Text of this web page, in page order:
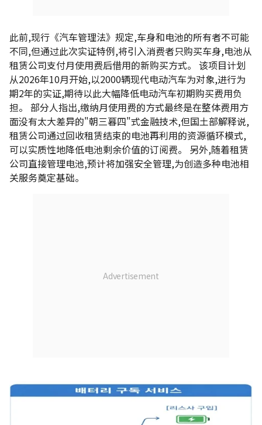
此前,现行《汽车管理法》规定,车身和电池的所有者不可能
不同,但通过此次实证特例,将引入消费者只购买车身,电池从
租赁公司支付月使用费后借用的新购买方式。 该项目计划
从2026年10月开始,以2000辆现代电动汽车为对象,进行为
期2年的实证,期待以此大幅降低电动汽车初期购买费用负
担。 部分人指出,缴纳月使用费的方式最终是在整体费用方
面没有太大差异的"朝三暮四"式金融技术,但国土部解释说,
租赁公司通过回收租赁结束的电池再利用的资源循环模式,
可以实质性地降低电池剩余价值的订阅费。 另外,随着租赁
公司直接管理电池,预计将加强安全管理,为创造多种电池相
关服务奠定基础。